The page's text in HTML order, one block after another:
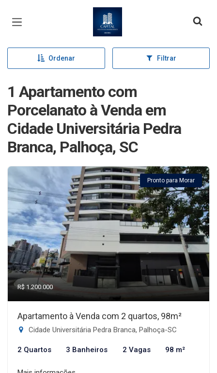
Página inicial
Ordenar Filtrar
1 Apartamento com
Porcelanato à Venda em
Cidade Universitária Pedra
Branca, Palhoça, SC
Pronto para Morar
R$ 1.200.000
Apartamento à Venda com 2 quartos, 98m²
Cidade Universitária Pedra Branca, Palhoça-SC
2 Quartos 3 Banheiros 2 Vagas 98 m²